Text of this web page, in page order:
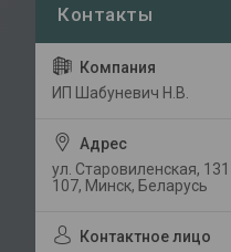
ИП Шабуневич Н.В.
ул. Старовиленская,
107, Минск, Беларусь